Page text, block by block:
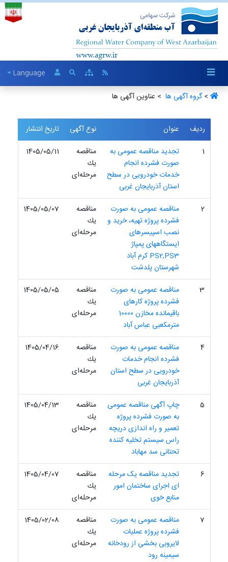
Language
>گروه آگهی ها ‏ > عناوین آگهی ها
ردیف عنوان نوع آگهی
تاریخ انتشار
1
تجدید مناقصه عمومی به
صورت فشرده انجام
خدمات خودرویی در سطح
استان آذربایجان غربی
مناقصه
یك
مرحله‌ای
1405/05/11
2
مناقصه عمومی به صورت
فشرده پروژه تهیه، خرید و
نصب اسپیسرهای
ایستگاه‏های پمپاژ
PS2,PS3 کرم‏ آباد
شهرستان پلدشت
مناقصه
یك
مرحله‌ای
1405/05/07
3
مناقصه عمومی به صورت
فشرده پروژه کارهای
باقیمانده مخازن 10000
مترمکعبی عباس آباد
مناقصه
یك
مرحله‌ای
1405/05/05
4
مناقصه عمومی به صورت
فشرده انجام خدمات
خودرویی در سطح استان
آذربایجان غربی
مناقصه
یك
مرحله‌ای
1405/04/16
5
چاپ آگهی مناقصه عمومی
به صورت فشرده پروژه
تعمیر و راه اندازی دریچه
راس سیستم تخلیه کننده
تحتانی سد مهاباد
مناقصه
یك
مرحله‌ای
1405/04/13
6
تجدید مناقصه یک مرحله
ای اجرای ساختمان امور
منابع خوی
مناقصه
یك
مرحله‌ای
1405/04/07
7
مناقصه عمومی به صورت
فشرده پروژه عملیات
لایروبی بخشی از رودخانه
سیمینه رود
مناقصه
یك
مرحله‌ای
1405/02/08